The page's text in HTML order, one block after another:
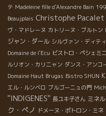
テ Madeleine fille d'Alexandre Bain
Beaujplais Christophe Pacalet
ヴ・マドレーヌ カトリーヌ・ブルトン
ジャン・ダール シルヴァン・ディテ
Domaine de l'Ecu ビストロ・ペシェミ
ルリオン・カリニャン ダンス・アンコ
Domaine Haut Brugas Bistro SHUN
エル・ルンベロ ブルゴーニュの門
''INDIGENES'' 長ユキ子さん ミネ
ク・ぺノ
ドメーヌ・ポトロン・ミネ